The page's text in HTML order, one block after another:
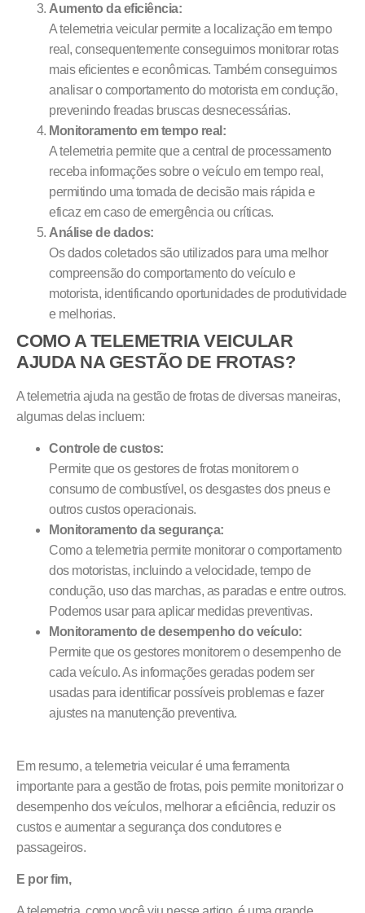
Aumento da eficiência:
A telemetria veicular permite a localização em tempo
real, consequentemente conseguimos monitorar rotas
mais eficientes e econômicas. Também conseguimos
analisar o comportamento do motorista em condução,
prevenindo freadas bruscas desnecessárias.
Monitoramento em tempo real:
A telemetria permite que a central de processamento
receba informações sobre o veículo em tempo real,
permitindo uma tomada de decisão mais rápida e
eficaz em caso de emergência ou críticas.
Análise de dados:
Os dados coletados são utilizados para uma melhor
compreensão do comportamento do veículo e
motorista, identificando oportunidades de produtividade
e melhorias.
COMO A TELEMETRIA VEICULAR
AJUDA NA GESTÃO DE FROTAS?
A telemetria ajuda na gestão de frotas de diversas maneiras,
algumas delas incluem:
Controle de custos:
Permite que os gestores de frotas monitorem o
consumo de combustível, os desgastes dos pneus e
outros custos operacionais.
Monitoramento da segurança:
Como a telemetria permite monitorar o comportamento
dos motoristas, incluindo a velocidade, tempo de
condução, uso das marchas, as paradas e entre outros.
Podemos usar para aplicar medidas preventivas.
Monitoramento de desempenho do veículo:
Permite que os gestores monitorem o desempenho de
cada veículo. As informações geradas podem ser
usadas para identificar possíveis problemas e fazer
ajustes na manutenção preventiva.
Em resumo, a telemetria veicular é uma ferramenta
importante para a gestão de frotas, pois permite monitorizar o
desempenho dos veículos, melhorar a eficiência, reduzir os
custos e aumentar a segurança dos condutores e
passageiros.
E por fim,